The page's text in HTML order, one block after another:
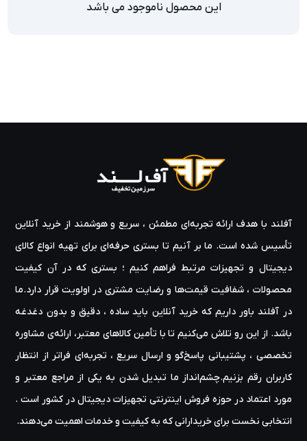
این محصول ناموجود می باشد
آفلند با هدف ارائه‌ تجربه‌ای مطمئن ، سریع و هوشمند از خرید آنلاین
تأسیس شده است. ما بر آنیم تا بستری حرفه‌ای برای تهیه‌ انواع کالای
دیجیتال و تجهیزات مرتبط فراهم کنیم ؛ بستری که در آن کیفیت
محصولات ، شفافیت قیمت‌ها و رضایت مشتری در اولویت قرار دارد.ما
در آفلند باور داریم که خرید آنلاین باید ساده ، دقیق و بدون دغدغه
باشد. از این رو تلاش می‌کنیم تا با تأمین کالاهای معتبر، ارائه‌ی مشاوره‌
تخصصی ، پشتیبانی پاسخ‌گو و ارسال سریع ، تجربه‌ای فراتر از انتظار
کاربران رقم بزنیم.چشم‌انداز ما تبدیل شدن به یکی از مراجع معتبر و
مورد اعتماد در حوزه‌ فروش اینترنتی تجهیزات دیجیتال در کشور است .
انتخابی نخست برای خریدارانی که به کیفیت و خدمات اهمیت می‌دهند.